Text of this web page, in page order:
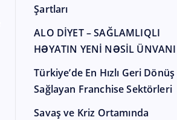
Şartları
ALO DİYET – SAĞLAMLIQLI
HƏYATIN YENİ NƏSİL ÜNVANI
Türkiye’de En Hızlı Geri Dönüş
Sağlayan Franchise Sektörleri
Savaş ve Kriz Ortamında